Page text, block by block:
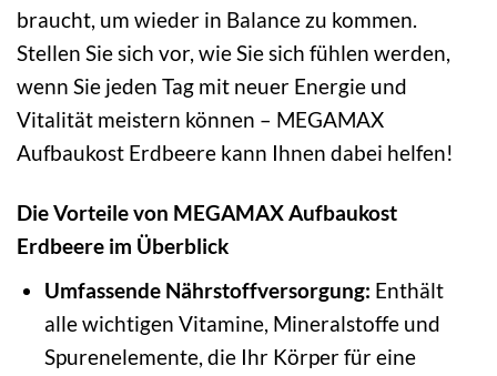
braucht, um wieder in Balance zu kommen.
Stellen Sie sich vor, wie Sie sich fühlen werden,
wenn Sie jeden Tag mit neuer Energie und
Vitalität meistern können – MEGAMAX
Aufbaukost Erdbeere kann Ihnen dabei helfen!
Die Vorteile von MEGAMAX Aufbaukost
Erdbeere im Überblick
Umfassende Nährstoffversorgung: Enthält
alle wichtigen Vitamine, Mineralstoffe und
Spurenelemente, die Ihr Körper für eine